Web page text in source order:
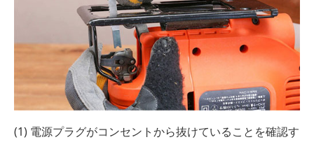
(1) 電源プラグがコンセントから抜けていることを確認す